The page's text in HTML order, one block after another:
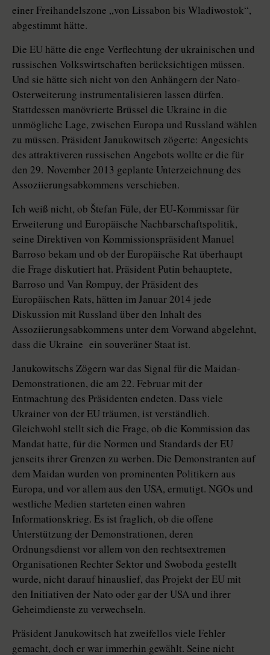
einer Freihandelszone „von Lissabon bis Wladiwostok“,
abgestimmt hätte.
Die EU hätte die enge Verflechtung der ukrainischen und
russischen Volkswirtschaften berücksichtigen müssen.
Und sie hätte sich nicht von den Anhängern der Nato-
Osterweiterung instrumentalisieren lassen dürfen.
Stattdessen manövrierte Brüssel die Ukraine in die
unmögliche Lage, zwischen Europa und Russland wählen
zu müssen. Präsident Janukowitsch zögerte: Angesichts
des attraktiveren russischen Angebots wollte er die für
den 29. November 2013 geplante Unterzeichnung des
Assoziierungsabkommens verschieben.
Ich weiß nicht, ob Štefan Füle, der EU-Kommissar für
Erweiterung und Europäische Nachbarschaftspolitik,
seine Direktiven von Kommissionspräsident Manuel
Barroso bekam und ob der Europäische Rat überhaupt
die Frage diskutiert hat. Präsident Putin behauptete,
Barroso und Van Rompuy, der Präsident des
Europäischen Rats, hätten im Januar 2014 jede
Diskussion mit Russland über den Inhalt des
Assoziierungsabkommens unter dem Vorwand abgelehnt,
dass die Ukraine ein souveräner Staat ist.
Janukowitschs Zögern war das Signal für die Maidan-
Demonstrationen, die am 22. Februar mit der
Entmachtung des Präsidenten endeten. Dass viele
Ukrainer von der EU träumen, ist verständlich.
Gleichwohl stellt sich die Frage, ob die Kommission das
Mandat hatte, für die Normen und Standards der EU
jenseits ihrer Grenzen zu werben. Die Demonstranten auf
dem Maidan wurden von prominenten Politikern aus
Europa, und vor allem aus den USA, ermutigt. NGOs und
westliche Medien starteten einen wahren
Informationskrieg. Es ist fraglich, ob die offene
Unterstützung der Demonstrationen, deren
Ordnungsdienst vor allem von den rechtsextremen
Organisationen Rechter Sektor und Swoboda gestellt
wurde, nicht darauf hinauslief, das Projekt der EU mit
den Initiativen der Nato oder gar der USA und ihrer
Geheimdienste zu verwechseln.
Präsident Janukowitsch hat zweifellos viele Fehler
gemacht, doch er war immerhin gewählt. Seine nicht